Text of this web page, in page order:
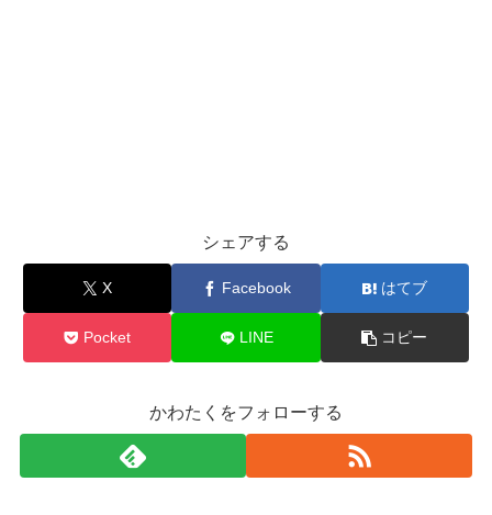
シェアする
X Facebook はてブ
Pocket LINE コピー
かわたくをフォローする